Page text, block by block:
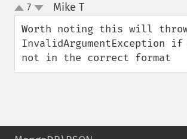
up
down
7 Mike T¶
Worth noting this will
InvalidArgumentException
not in the correct format